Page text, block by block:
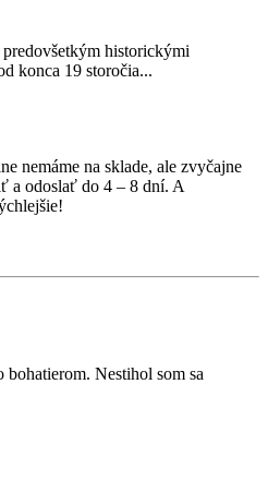
historickými
konca 19 storočia...
nemáme na sklade, ale zvyčajne
a odoslať do 4 – 8 dní. A
Nestihol som sa